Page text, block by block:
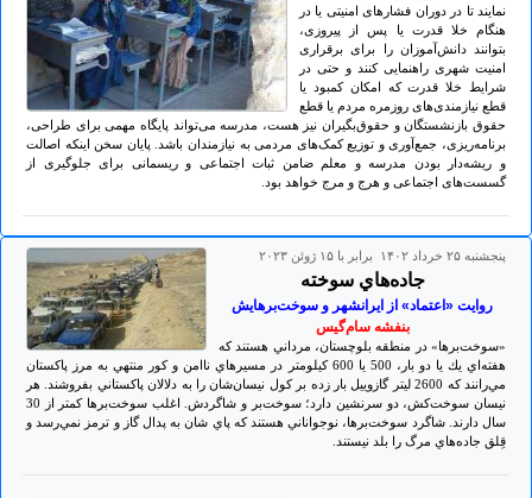
نمایند تا در دوران فشارهای امنیتی یا در
هنگام خلا قدرت یا پس از پیروزی،
بتوانند دانش‌آموزان را برای برقراری
امنیت شهری راهنمایی کنند و حتی در
شرایط خلا قدرت که امکان کمبود یا
قطع نیازمندی‌های روزمره مردم یا قطع
حقوق بازنشستگان و حقوق‌بگیران نیز هست، مدرسه می‌تواند پایگاه مهمی برای طراحی،
برنامه‌ریزی، جمع‌آوری و توزیع کمک‌های مردمی به نیازمندان باشد. پایان سخن اینکه اصالت
و ریشه‌دار بودن مدرسه و معلم ضامن ثبات اجتماعی و ریسمانی برای جلوگیری از
گسست‌های اجتماعی و هرج و مرج خواهد بود.
پنجشنبه ۲۵ خرداد ۱۴۰۲ برابر با ۱۵ ژوئن ۲۰۲۳
جاده‌هاي سوخته
روايت «اعتماد» از ايرانشهر و سوخت‌برهايش
بنفشه سام‌گيس
«سوخت‌برها» در منطقه بلوچستان، مرداني هستند كه
هفته‌اي يك يا دو بار، 500 يا 600 كيلومتر در مسيرهاي ناامن و كور منتهي به مرز پاكستان
مي‌رانند كه 2600 ليتر گازوييل بار زده بر كول نيسان‌شان را به دلالان پاكستاني بفروشند. هر
نيسان سوخت‌كش، دو سرنشين دارد؛ سوخت‌بر و شاگردش. اغلب سوخت‌برها كمتر از 30
سال دارند. شاگرد سوخت‌برها، نوجواناني هستند كه پاي شان به پدال گاز و ترمز نمي‌رسد و
قِلق جاده‌هاي مرگ را بلد نيستند.